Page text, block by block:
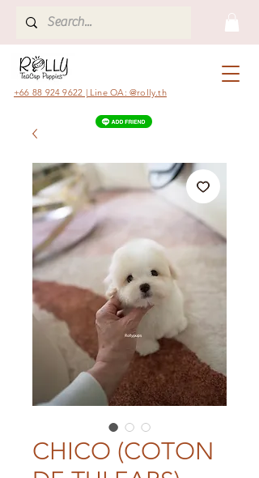
+66 88 924 9622 | Line OA: @rolly.th
CHICO (COTON